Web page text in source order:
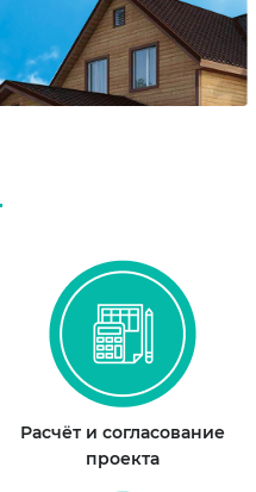
Расчёт и согласование
проекта